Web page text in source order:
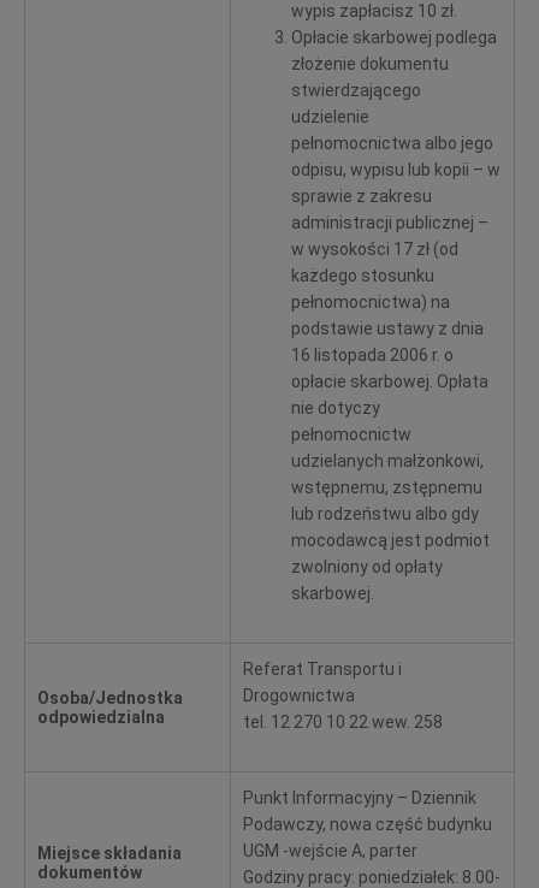
wypis zapłacisz 10 zł.
Opłacie skarbowej podlega
złożenie dokumentu
stwierdzającego
udzielenie
pełnomocnictwa albo jego
odpisu, wypisu lub kopii – w
sprawie z zakresu
administracji publicznej –
w wysokości 17 zł (od
każdego stosunku
pełnomocnictwa) na
podstawie ustawy z dnia
16 listopada 2006 r. o
opłacie skarbowej. Opłata
nie dotyczy
pełnomocnictw
udzielanych małżonkowi,
wstępnemu, zstępnemu
lub rodzeństwu albo gdy
mocodawcą jest podmiot
zwolniony od opłaty
skarbowej.
Osoba/Jednostka
odpowiedzialna
Referat Transportu i
Drogownictwa
tel. 12 270 10 22 wew. 258
Miejsce składania
dokumentów
Punkt Informacyjny – Dziennik
Podawczy, nowa część budynku
UGM -wejście A, parter
Godziny pracy: poniedziałek: 8.00-